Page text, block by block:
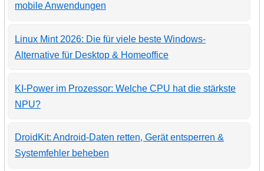
mobile Anwendungen
Linux Mint 2026: Die für viele beste Windows-
Alternative für Desktop & Homeoffice
KI-Power im Prozessor: Welche CPU hat die stärkste
NPU?
DroidKit: Android-Daten retten, Gerät entsperren &
Systemfehler beheben